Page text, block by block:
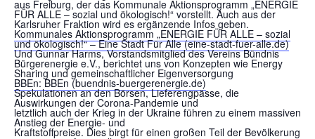
aus Freiburg, der das Kommunale Aktionsprogramm „ENERGIE
FÜR ALLE – sozial und ökologisch!“ vorstellt. Auch aus der
Karlsruher Fraktion wird es ergänzende Infos geben.
Kommunales Aktionsprogramm „ENERGIE FÜR ALLE – sozial
und ökologisch!“ – Eine Stadt Für Alle (eine-stadt-fuer-alle.de)
Und Gunnar Harms, Vorstandsmitglied des Vereins Bündnis
Bürgerenergie e.V., berichtet uns von Konzepten wie Energy
Sharing und gemeinschaftlicher Eigenversorgung
BBEn: BBEn (buendnis-buergerenergie.de)
Spekulationen an den Börsen, Lieferengpässe, die
Auswirkungen der Corona-Pandemie und
letztlich auch der Krieg in der Ukraine führen zu einem massiven
Anstieg der Energie- und
Kraftstoffpreise. Dies birgt für einen großen Teil der Bevölkerung